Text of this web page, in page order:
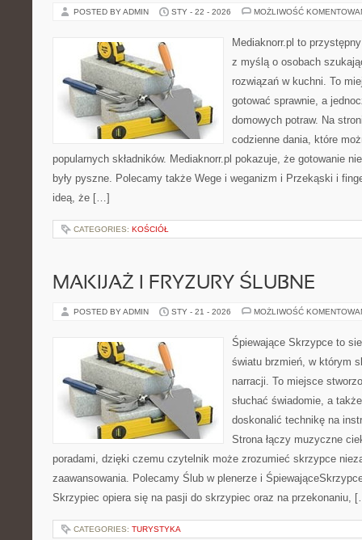
POSTED BY ADMIN STY - 22 - 2026 MOŻLIWOŚĆ
Mediaknorr.pl to
z myślą o osobach
rozwiązań w kuchni. To
gotować sprawnie, a
domowych potraw. Na
codzienne dania, które
popularnych składników. Mediaknorr.pl pokazuje, że gotowanie
były pyszne. Polecamy także Wege i weganizm i Przekąski i
ideą, że […]
CATEGORIES: KOŚCIÓŁ
MAKIJAŻ I FRYZURY ŚLUBNE
POSTED BY ADMIN STY - 21 - 2026 MOŻLIWOŚĆ
Śpiewające Skrzypce to
światu brzmień, w którym
narracji. To miejsce
słuchać świadomie, a
doskonalić technikę na
Strona łączy muzyczne
poradami, dzięki czemu czytelnik może zrozumieć skrzypce
zaawansowania. Polecamy Ślub w plenerze i
Skrzypiec opiera się na pasji do skrzypiec oraz na przekonaniu,
CATEGORIES: TURYSTYKA